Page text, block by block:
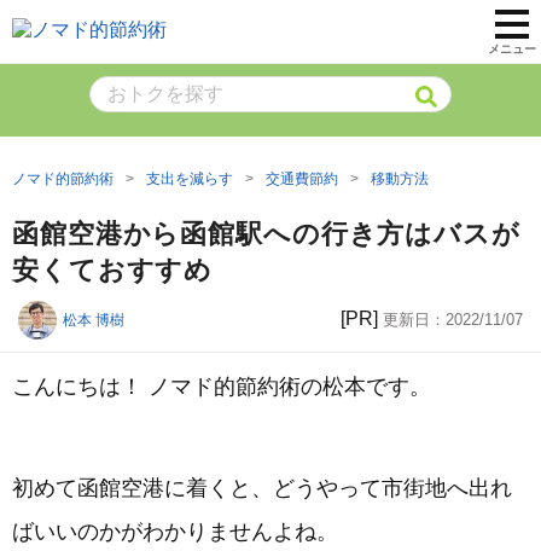
メニュー
ノマド的節約術 支出を減らす 交通費節約 移動方法
函館空港から函館駅への行き方はバスが
安くておすすめ
松本 博樹 [PR] 更新日： 2022/11/07
こんにちは！ ノマド的節約術の松本です。
初めて函館空港に着くと、どうやって市街地へ出れ
ばいいのかがわかりませんよね。